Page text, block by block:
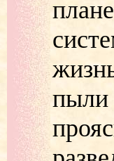
пыли